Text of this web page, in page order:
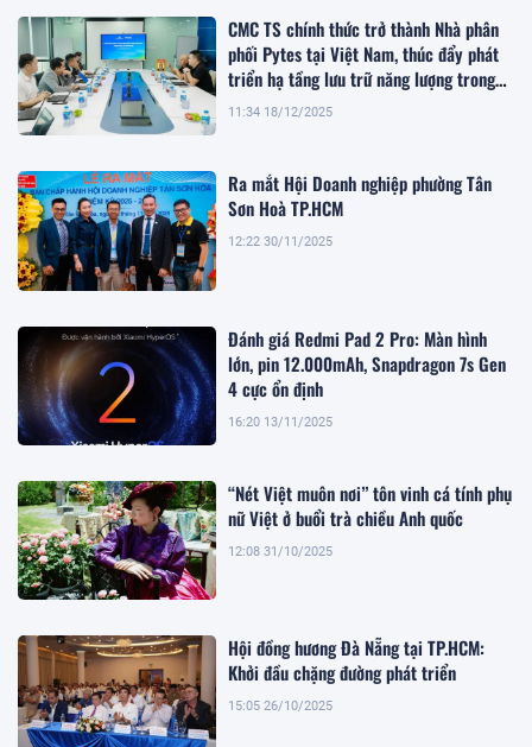
CMC TS chính thức trở thành Nhà phân
phối Pytes tại Việt Nam, thúc đẩy phát
triển hạ tầng lưu trữ năng lượng trong
giai đoạn chuyển dịch xanh
11:34 18/12/2025
Ra mắt Hội Doanh nghiệp phường Tân
Sơn Hoà TP.HCM
12:22 30/11/2025
Đánh giá Redmi Pad 2 Pro: Màn hình
lớn, pin 12.000mAh, Snapdragon 7s Gen
4 cực ổn định
16:20 13/11/2025
“Nét Việt muôn nơi” tôn vinh cá tính phụ
nữ Việt ở buổi trà chiều Anh quốc
12:08 31/10/2025
Hội đồng hương Đà Nẵng tại TP.HCM:
Khởi đầu chặng đường phát triển
15:05 26/10/2025